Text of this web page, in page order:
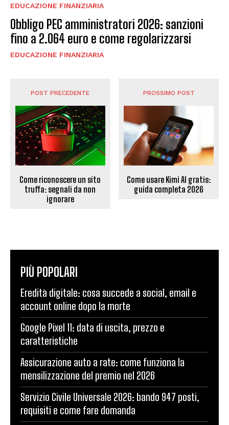
EDUCAZIONE FINANZIARIA
Obbligo PEC amministratori 2026: sanzioni
fino a 2.064 euro e come regolarizzarsi
EDUCAZIONE FINANZIARIA
POST PRECEDENTE
Come riconoscere un sito
truffa: segnali da non
ignorare
PROSSIMO POST
Come usare Kimi AI gratis:
guida completa 2026
PIÙ POPOLARI
Eredità digitale: cosa succede a social, email e
account online dopo la morte
Google Pixel 11: data di uscita, prezzo e
caratteristiche
Assicurazione auto a rate: come funziona la
mensilizzazione del premio nel 2026
Servizio Civile Universale 2026: bando 947 posti,
requisiti e come fare domanda